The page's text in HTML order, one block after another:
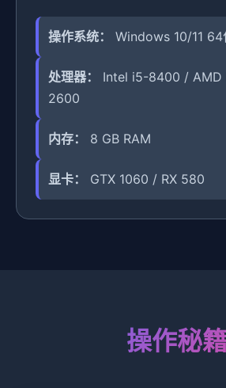
操作系统： Windows 10/11 64
处理器：
Intel i5-8400 / AMD
2600
内存： 8 GB RAM
显卡： GTX 1060 / RX 580
操作秘